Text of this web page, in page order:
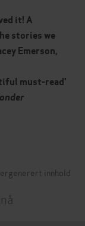
it! A
stories we
Emerson,
must-read'
innhold